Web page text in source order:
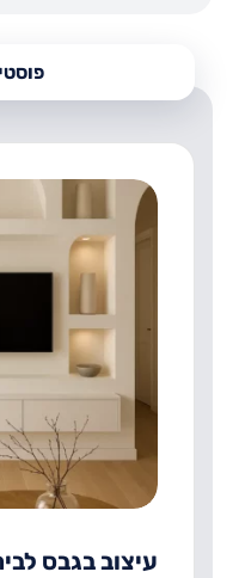
עיצוב בגבס